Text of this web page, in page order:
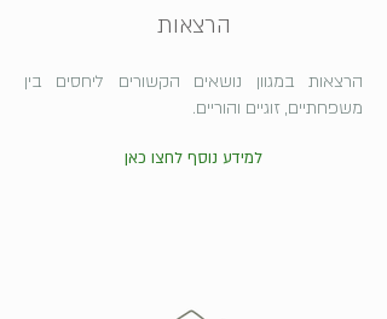
הרצאות
הרצאות במגוון נושאים הקשורים ליחסים בין
משפחתיים, זוגיים והוריים.
למידע נוסף לחצו כאן